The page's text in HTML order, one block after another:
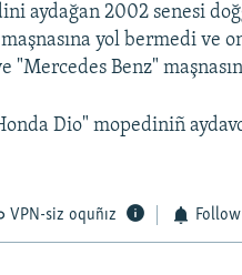
aydağan 2002 senesi
yol bermedi ve
"Mercedes Benz"
Dio" mopediniñ
VPN-siz oquñız